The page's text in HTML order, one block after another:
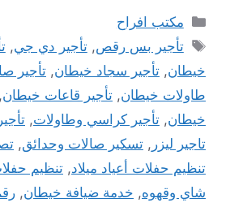
التصنيفات
مكتب افراح
الوسوم
تأجير بس رقص,تأجير دي جي,
خيطان, تأجير سجاد خيطان, تأجير
طاولات خيطان, تأجير قاعات خيطان,
خيطان, تأجير كراسي وطاولات,
تاجير ليزر , تسكير صالات وحدائق,
تنظيم حفلات أعياد ميلاد, تنظيم
شاي وقهوه, خدمة ضيافة خيطان,